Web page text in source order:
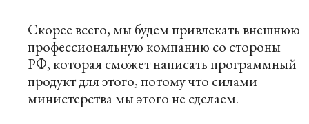
Скорее всего, мы будем привлекать внешнюю
профессиональную компанию со стороны
РФ, которая сможет написать программный
продукт для этого, потому что силами
министерства мы этого не сделаем.